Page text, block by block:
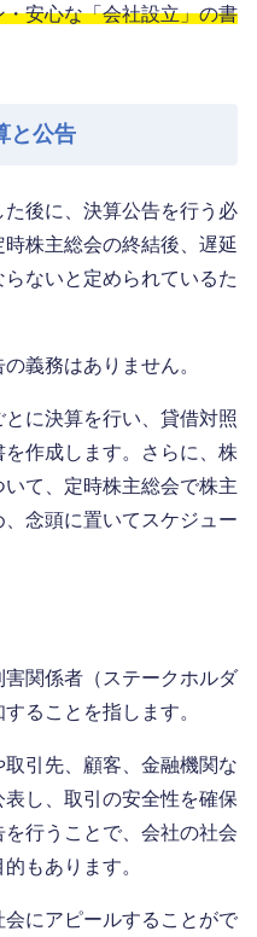
安心な「会社設立」の書
と公告
後に、決算公告を行う必
株主総会の終結後、遅延
ないと定められているた
義務はありません。
に決算を行い、貸借対照
作成します。さらに、株
て、定時株主総会で株主
念頭に置いてスケジュー
関係者（ステークホルダ
ることを指します。
引先、顧客、金融機関な
し、取引の安全性を確保
行うことで、会社の社会
もあります。
にアピールすることがで